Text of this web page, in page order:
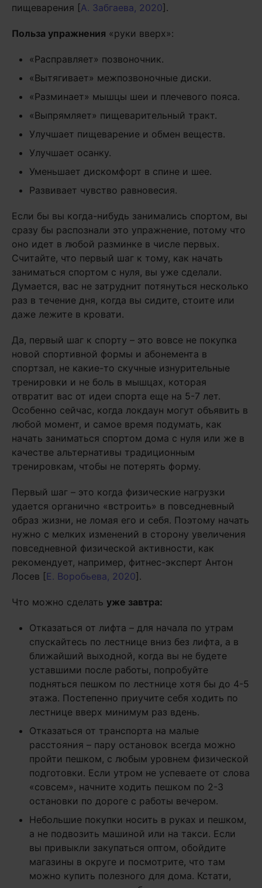
пищеварения [А. Забгаева, 2020].
Польза упражнения «руки вверх»:
«Расправляет» позвоночник.
«Вытягивает» межпозвоночные диски.
«Разминает» мышцы шеи и плечевого пояса.
«Выпрямляет» пищеварительный тракт.
Улучшает пищеварение и обмен веществ.
Улучшает осанку.
Уменьшает дискомфорт в спине и шее.
Развивает чувство равновесия.
Если бы вы когда-нибудь занимались спортом, вы
сразу бы распознали это упражнение, потому что
оно идет в любой разминке в числе первых.
Считайте, что первый шаг к тому, как начать
заниматься спортом с нуля, вы уже сделали.
Думается, вас не затруднит потянуться несколько
раз в течение дня, когда вы сидите, стоите или
даже лежите в кровати.
Да, первый шаг к спорту – это вовсе не покупка
новой спортивной формы и абонемента в
спортзал, не какие-то скучные изнурительные
тренировки и не боль в мышцах, которая
отвратит вас от идеи спорта еще на 5-7 лет.
Особенно сейчас, когда локдаун могут объявить в
любой момент, и самое время подумать, как
начать заниматься спортом дома с нуля или же в
качестве альтернативы традиционным
тренировкам, чтобы не потерять форму.
Первый шаг – это когда физические нагрузки
удается органично «встроить» в повседневный
образ жизни, не ломая его и себя. Поэтому начать
нужно с мелких изменений в сторону увеличения
повседневной физической активности, как
рекомендует, например, фитнес-эксперт Антон
Лосев [Е. Воробьева, 2020].
Что можно сделать уже завтра:
Отказаться от лифта – для начала по утрам
спускайтесь по лестнице вниз без лифта, а в
ближайший выходной, когда вы не будете
уставшими после работы, попробуйте
подняться пешком по лестнице хотя бы до 4-5
этажа. Постепенно приучите себя ходить по
лестнице вверх минимум раз вдень.
Отказаться от транспорта на малые
расстояния – пару остановок всегда можно
пройти пешком, с любым уровнем физической
подготовки. Если утром не успеваете от слова
«совсем», начните ходить пешком по 2-3
остановки по дороге с работы вечером.
Небольшие покупки носить в руках и пешком,
а не подвозить машиной или на такси. Если
вы привыкли закупаться оптом, обойдите
магазины в округе и посмотрите, что там
можно купить полезного для дома. Кстати,